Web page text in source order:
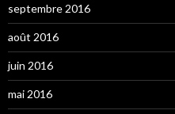
septembre 2016
août 2016
juin 2016
mai 2016